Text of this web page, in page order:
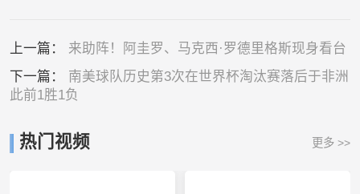
上一篇： 来助阵！阿圭罗、马克西·罗德里格斯现身看台
下一篇：
南美球队历史第3次在世界杯淘汰赛落后于非洲
此前1胜1负
热门视频 更多 >>